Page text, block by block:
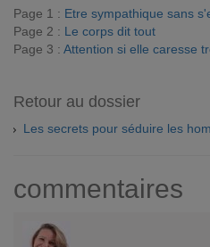
Page 1 : Etre sympathique sans
Page 2 : Le corps dit tout
Page 3 : Attention si elle caresse
Retour au dossier
Les secrets pour séduire les
commentaires